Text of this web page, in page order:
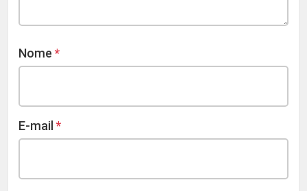
Nome *
E-mail *